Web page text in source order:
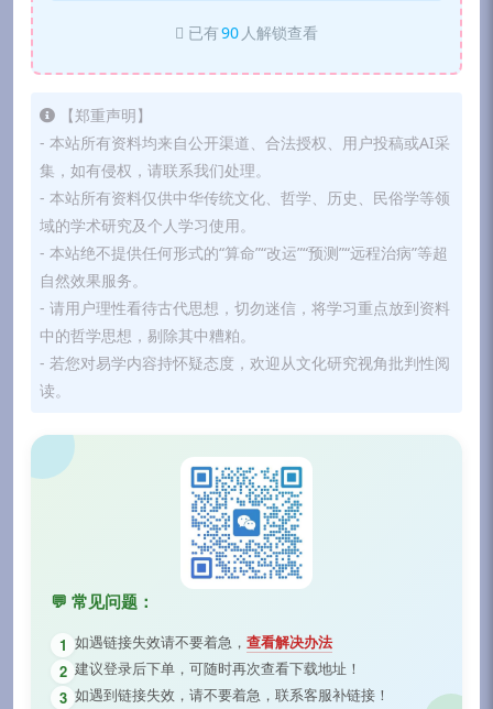
已有90 人解锁查看
【郑重声明】
- 本站所有资料均来自公开渠道、合法授权、用户投稿或AI采
集，如有侵权，请联系我们处理。
- 本站所有资料仅供中华传统文化、哲学、历史、民俗学等领
域的学术研究及个人学习使用。
- 本站绝不提供任何形式的“算命”“改运”“预测”“远程治病”等超
自然效果服务。
- 请用户理性看待古代思想，切勿迷信，将学习重点放到资料
中的哲学思想，剔除其中糟粕。
- 若您对易学内容持怀疑态度，欢迎从文化研究视角批判性阅
读。
💬 常见问题：
1 如遇链接失效请不要着急， 查看解决办法
2 建议登录后下单，可随时再次查看下载地址！
3 如遇到链接失效，请不要着急，联系客服补链接！